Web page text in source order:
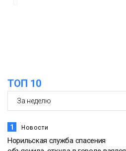
ТОП 10
1 Новости
Норильская служба спасения